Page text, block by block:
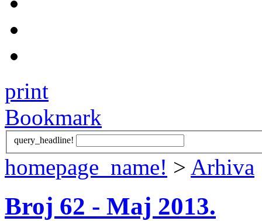
print
Bookmark
query_headline!
homepage_name! > Arhiva
Broj 62 - Maj 2013.